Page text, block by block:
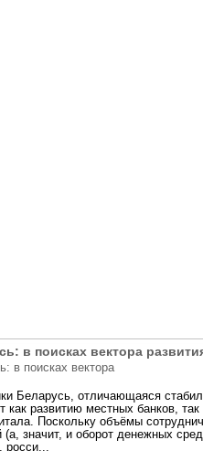
в поисках вектора
Беларусь, отличающаяся
как развитию местных банков, так
Поскольку объёмы
значит, и оборот денежных
росси...